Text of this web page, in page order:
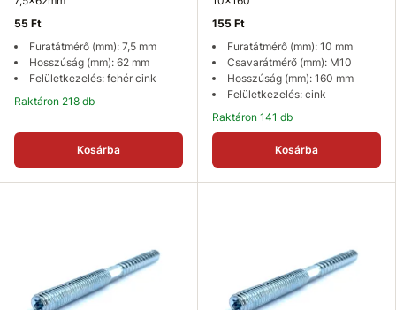
55 Ft
Furatátmérő (mm): 7,5 mm
Hosszúság (mm): 62 mm
Felületkezelés: fehér cink
Raktáron 218 db
Kosárba
155 Ft
Furatátmérő (mm): 10 mm
Csavarátmérő (mm): M10
Hosszúság (mm): 160 mm
Felületkezelés: cink
Raktáron 141 db
Kosárba